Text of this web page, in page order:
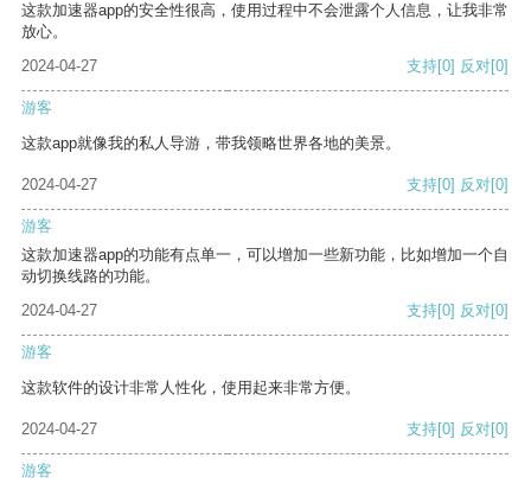
这款加速器app的安全性很高，使用过程中不会泄露个人信息，让我非常
放心。
2024-04-27
支持[0] 反对[0]
游客
这款app就像我的私人导游，带我领略世界各地的美景。
2024-04-27 支持[0] 反对[0]
游客
这款加速器app的功能有点单一，可以增加一些新功能，比如增加一个自
动切换线路的功能。
2024-04-27
支持[0] 反对[0]
游客
这款软件的设计非常人性化，使用起来非常方便。
2024-04-27 支持[0] 反对[0]
游客